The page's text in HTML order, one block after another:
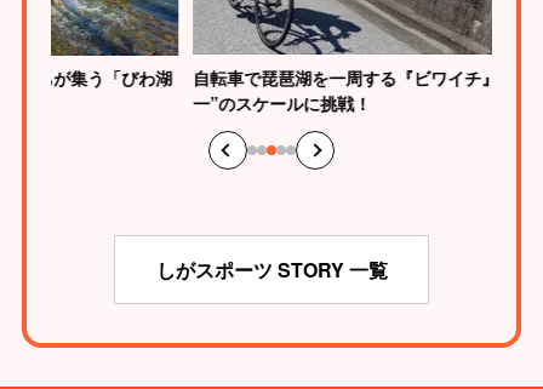
びわ湖
自転車で琵琶湖を一周する『ビワイチ』で“日本
一”のスケールに挑戦！
スラッ
しがスポーツ STORY 一覧